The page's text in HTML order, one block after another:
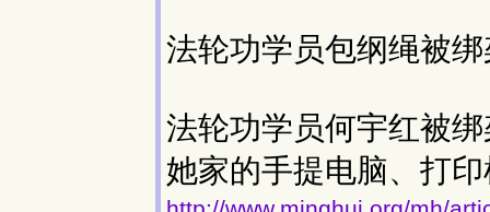
法轮功学员包纲绳被
法轮功学员何宇红被
她家的手提电脑、打